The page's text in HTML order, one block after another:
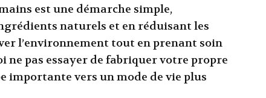
est une démarche simple,
naturels et en réduisant les
l’environnement tout en prenant soin
ne pas essayer de fabriquer votre propre
importante vers un mode de vie plus